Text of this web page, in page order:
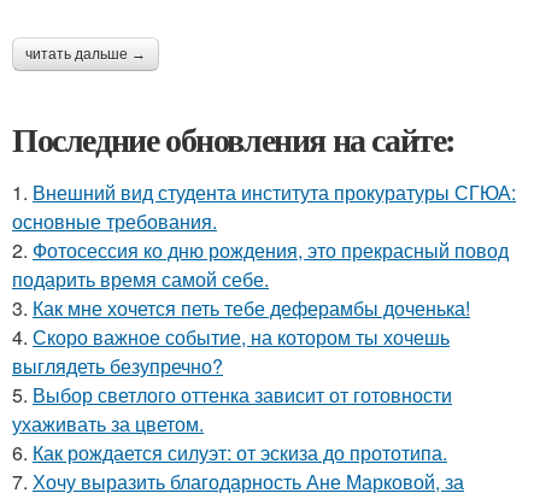
читать дальше →
Последние обновления на сайте:
1. Внешний вид студента института прокуратуры СГЮА:
основные требования.
2. Фотосессия ко дню рождения, это прекрасный повод
подарить время самой себе.
3. Как мне хочется петь тебе деферамбы доченька!
4. Скоро важное событие, на котором ты хочешь
выглядеть безупречно?
5. Выбор светлого оттенка зависит от готовности
ухаживать за цветом.
6. Как рождается силуэт: от эскиза до прототипа.
7. Хочу выразить благодарность Ане Марковой, за